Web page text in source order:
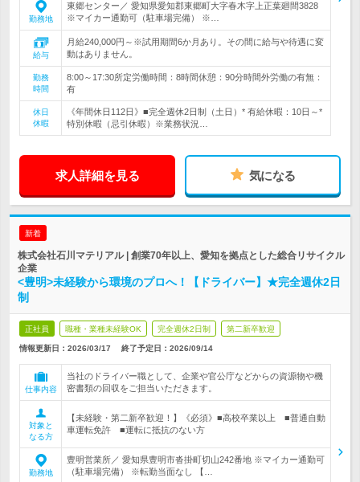
勤務地
東郷センター／ 愛知県愛知郡東郷町大字春木字上正葉廻間3828
※マイカー通勤可（駐車場完備） ※…
給与
月給240,000円～※試用期間6か月あり。その間に給与や待遇に変
動はありません。
勤務
時間
8:00～17:30所定労働時間：8時間休憩：90分時間外労働の有無：
有
休日
休暇
《年間休日112日》■完全週休2日制（土日）* 有給休暇：10日～*
特別休暇（忌引休暇）※業務状況…
求人詳細を見る 気になる
新着
株式会社石川マテリアル | 創業70年以上、愛知を拠点とした総合リサイクル
企業
<豊明>未経験から環境のプロへ！【ドライバー】★完全週休2日
制
正社員 職種・業種未経験OK 完全週休2日制 第二新卒歓迎
情報更新日：2026/03/17 終了予定日： 2026/09/14
仕事内容
当社のドライバー職として、企業や官公庁などからの資源物や機
密書類の回収をご担当いただきます。
対象と
なる方
【未経験・第二新卒歓迎！】《必須》■高校卒業以上 ■普通自動
車運転免許 ■運転に抵抗のない方
勤務地
豊明営業所／ 愛知県豊明市沓掛町切山242番地 ※マイカー通勤可
（駐車場完備） ※転勤当面なし 【…